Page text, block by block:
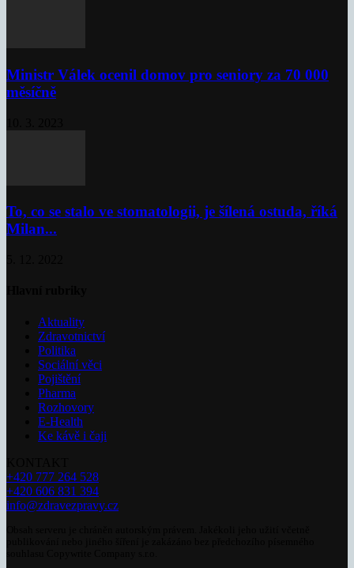
Ministr Válek ocenil domov pro seniory za 70 000
měsíčně
To, co se stalo ve stomatologii, je šílená ostuda, říká
Milan...
Aktuality
Zdravotnictví
Politika
Sociální věci
Pojištění
Pharma
Rozhovory
E-Health
Ke kávě i čaji
+420 777 264 528
+420 606 831 394
info@zdravezpravy.cz